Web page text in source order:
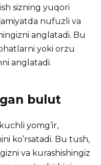
sizning yuqori
nufuzli va
anglatadi. Bu
yoki orzu
anglatadi.
bulut
yomg’ir,
ko’rsatadi. Bu tush,
va kurashishingiz